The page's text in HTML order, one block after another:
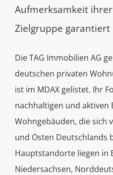
Aufmerksamkeit
Zielgruppe
Die TAG Immobilien AG
deutschen privaten
ist im MDAX gelistet. Ihr
nachhaltigen und aktiven
Wohngebäuden, die sich
und Osten Deutschlands
Hauptstandorte liegen in
Niedersachsen,